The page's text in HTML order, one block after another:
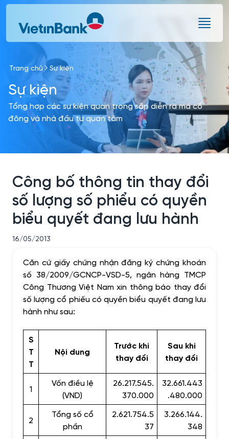
Skip to Main Content
Trang chủ Sự kiện
Sự kiện
Tổng hợp các sự kiện quan trọng sắp diễn ra mà cổ
đông và nhà đầu tư quan tâm
Công bố thông tin thay đổi
số lượng số phiểu có quyền
biểu quyết đang lưu hành
16/05/2013
Căn cứ giấy chứng nhận đăng ký chứng khoán
số 38/2009/GCNCP-VSD-5, ngân hàng TMCP
Công Thương Việt Nam xin thông báo thay đổi
số lượng cổ phiếu có quyền biểu quyết đang lưu
hành như sau:
S
T
T
Nội dung
Trước khi
thay đổi
Sau khi
thay đổi
1
Vốn điều lệ
(VND)
26.217.545.
370.000
32.661.443
.480.000
2
Tổng số cổ
phần
2.621.754.5
37
3.266.144.
348